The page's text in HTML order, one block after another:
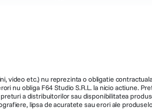
Da
a7 III, A7
-
video etc.) nu reprezinta o obligatie
nu obliga F64 Studio S.R.L. la nicio actiune.
a distribuitorilor sau disponibilitatea
lipsa de acuratete sau erori ale